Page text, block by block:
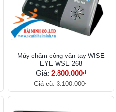
Máy chấm công vân tay WISE
EYE WSE-268
Giá: 2.800.000₫
Giá cũ: 3.100.000₫